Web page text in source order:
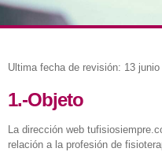
Ultima fecha de revisión: 13 junio
1.-Objeto
La dirección web
relación a la profesión de